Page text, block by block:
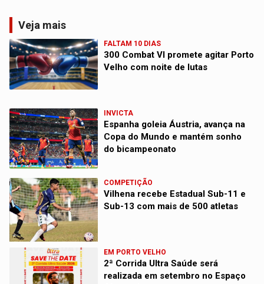
Veja mais
FALTAM 10 DIAS
300 Combat VI promete agitar Porto
Velho com noite de lutas
INVICTA
Espanha goleia Áustria, avança na
Copa do Mundo e mantém sonho
do bicampeonato
COMPETIÇÃO
Vilhena recebe Estadual Sub-11 e
Sub-13 com mais de 500 atletas
EM PORTO VELHO
2ª Corrida Ultra Saúde será
realizada em setembro no Espaço